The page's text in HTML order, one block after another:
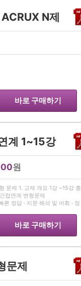
N제
바로 구매하기
계 1~15강
원
문제 1. 교재 개요 1강 ~15강 총
접연계 변형문제
정답 · 지문 해석 및 어휘 · 정
바로 구매하기
문제